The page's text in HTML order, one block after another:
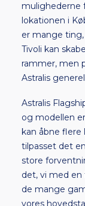
mulighederne
lokationen i
er mange
Tivoli kan
rammer, men
Astralis
Astralis
og modellen
kan åbne
tilpasset det
store
det, vi med en
de mange
vores